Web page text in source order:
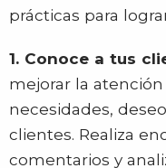
prácticas para
1. Conoce a tus
mejorar la
necesidades,
clientes. Realiza
comentarios y